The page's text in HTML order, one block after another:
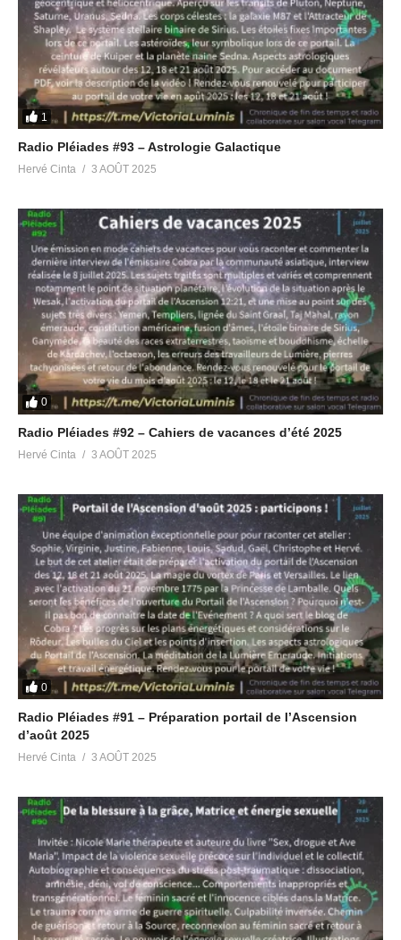
Odysée 1https://odysee.com/@HerveGaia:9
Odysée 2https://odysee.com/@RevolutionVibratoire:6
TELEGRAM
Canal principal Victoria Luminishttps://t.me/victorialuminis
Groupe de discussion thématique sur les émissions Radio
Canal des replays des émissions Radio Pléiades
https://t.me/meditationliberation
Canal anglophone Victory Of The Light
https://t.me/Victory_Of_The_Light
Partager :
J’aime ça :
Chargement…
Articles similaires
Radio Pléiades #54 –
Conférence Cobra Paris
2022 deuxième journée
21 décembre 2022
Dans "Radio Pléiades"
Radio Pléiades #67 –
Conférence de l’Ascension
en Thaïlande
23 novembre 2023
Dans "Radio Pléiades"
Radio Pléiades #41 –
Rencontre à Paris et Quiz
21 juin 2022
Dans "Radio Pléiades"
1
Radio Pléiades #93 – Astrologie Galactique
Hervé Cinta 3 AOÛT 2025
0
Radio Pléiades #92 – Cahiers de vacances d’été 2025
Hervé Cinta 3 AOÛT 2025
0
Radio Pléiades #91 – Préparation portail de l’Ascension
d’août 2025
Hervé Cinta 3 AOÛT 2025